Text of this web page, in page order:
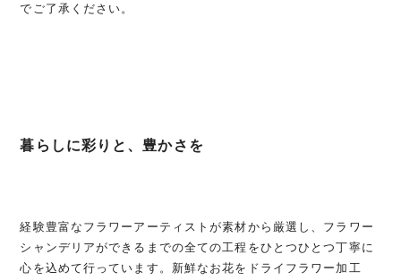
でご了承ください。
暮らしに彩りと、豊かさを
経験豊富なフラワーアーティストが素材から厳選し、フラワー
シャンデリアができるまでの全ての工程をひとつひとつ丁寧に
心を込めて行っています。新鮮なお花をドライフラワー加工